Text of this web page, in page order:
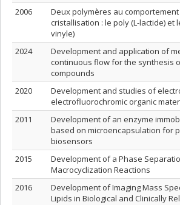
2006
Deux polymères au
cristallisation : le poly (L-lactide) et
vinyle)
2024
Development and application of
continuous flow for the synthesis
compounds
2020
Development and studies of
electrofluorochromic organic
2011
Development of an enzyme
based on microencapsulation for
biosensors
2015
Development of a Phase
Macrocyclization Reactions
2016
Development of Imaging Mass
Lipids in Biological and Clinically